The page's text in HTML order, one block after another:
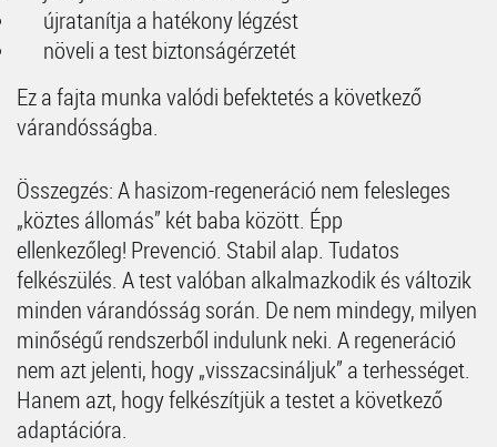
újratanítja a hatékony légzést
növeli a test biztonságérzetét
Ez a fajta munka valódi befektetés a következő
várandósságba.
Összegzés: A hasizom-regeneráció nem felesleges
„köztes állomás” két baba között. Épp
ellenkezőleg! Prevenció. Stabil alap. Tudatos
felkészülés. A test valóban alkalmazkodik és változik
minden várandósság során. De nem mindegy, milyen
minőségű rendszerből indulunk neki. A regeneráció
nem azt jelenti, hogy „visszacsináljuk” a terhességet.
Hanem azt, hogy felkészítjük a testet a következő
adaptációra.